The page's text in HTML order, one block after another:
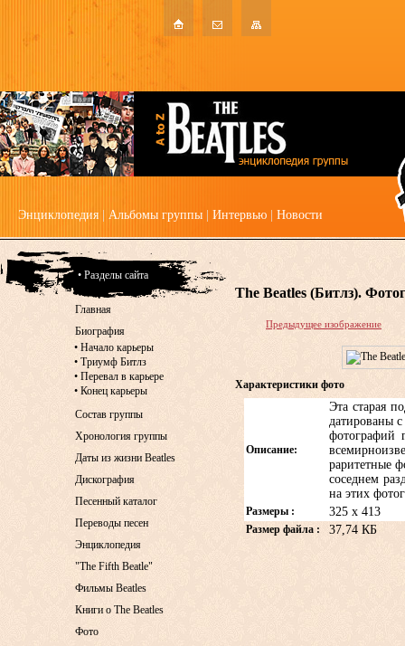
Энциклопедия Альбомы группы Интервью Новости
The Beatles (Битлз).
Предыдущее изображение
Характеристики фото
Описание:
Эта старая
датированы
фотографий
раритетные
соседнем
на этих
Размеры : 325 x 413
Размер файла : 37,74 КБ
• Разделы сайта
Главная
Биография
• Начало карьеры
• Триумф Битлз
• Перевал в карьере
• Конец карьеры
Состав группы
Хронология группы
Даты из жизни Beatles
Дискография
Песенный каталог
Переводы песен
Энциклопедия
"The Fifth Beatle"
Фильмы Beatles
Книги о The Beatles
Фото